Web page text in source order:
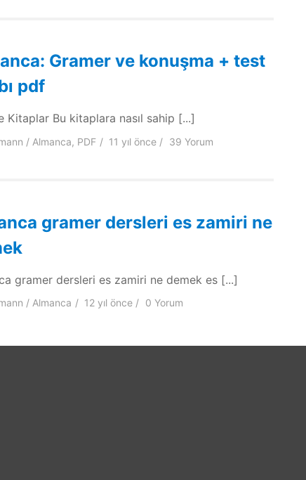
Gramer ve konuşma + test
pdf
Kitaplar Bu kitaplara nasıl sahip [...]
Almanca, PDF 11 yılönce 39 Yorum
gramer dersleri es zamiri ne
gramer dersleri es zamiri ne demek es [...]
Almanca 12 yılönce 0 Yorum